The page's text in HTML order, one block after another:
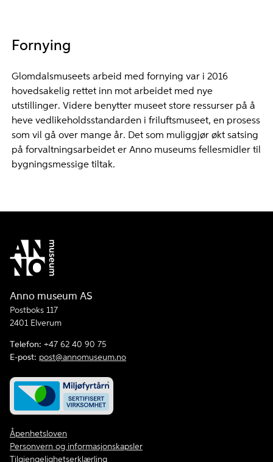
Fornying
Glomdalsmuseets arbeid med fornying var i 2016
hovedsakelig rettet inn mot arbeidet med nye
utstillinger. Videre benytter museet store ressurser på å
heve vedlikeholdsstandarden i friluftsmuseet, en prosess
som vil gå over mange år. Det som muliggjør økt satsing
på forvaltningsarbeidet er Anno museums fellesmidler til
bygningsmessige tiltak.
Anno museum AS
Postboks 117
2401 Elverum
Telefon: +47 62 40 90 75
E-post: post@annomuseum.no
Åpenhetsloven
Personvern og informasjonskapsler
Tilgjengelighetserklærling